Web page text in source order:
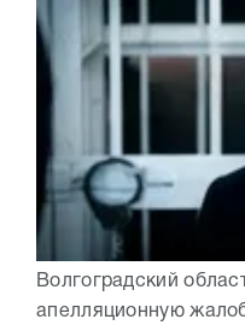
Волгоградский
апелляционную